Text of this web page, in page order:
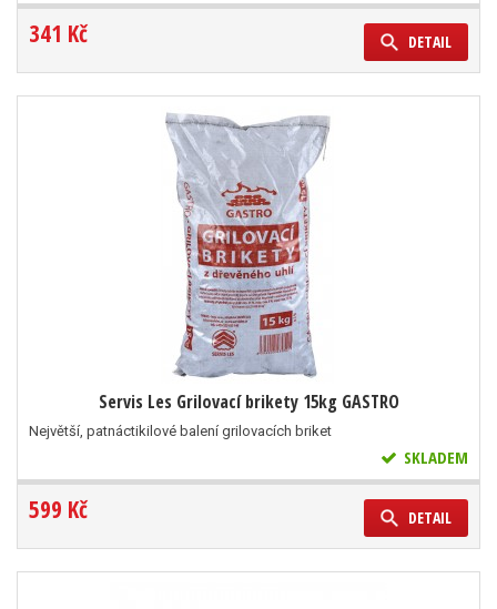
341 Kč DETAIL
Servis Les Grilovací brikety 15kg GASTRO
Největší, patnáctikilové balení grilovacích briket
SKLADEM
599 Kč DETAIL